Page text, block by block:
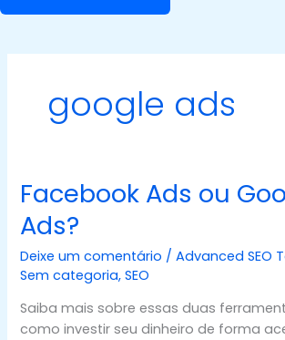
google ads
Facebook Ads ou
Ads?
Deixe um comentário /Advanced SEO
Sem categoria,SEO
Saiba mais sobre essas duas
como investir seu dinheiro de forma
Facebook
Ads
ou
Google
Ads?